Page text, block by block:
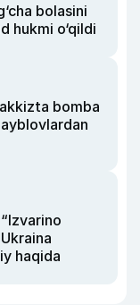
bolasini
hukmi o‘qildi
bomba
haqida